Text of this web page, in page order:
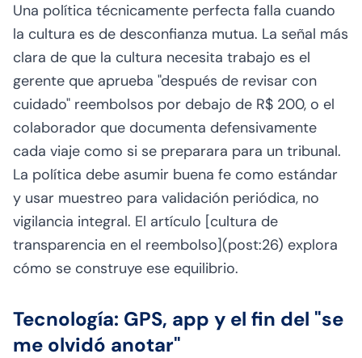
Una política técnicamente perfecta falla cuando
la cultura es de desconfianza mutua. La señal más
clara de que la cultura necesita trabajo es el
gerente que aprueba "después de revisar con
cuidado" reembolsos por debajo de R$ 200, o el
colaborador que documenta defensivamente
cada viaje como si se preparara para un tribunal.
La política debe asumir buena fe como estándar
y usar muestreo para validación periódica, no
vigilancia integral. El artículo [cultura de
transparencia en el reembolso](post:26) explora
cómo se construye ese equilibrio.
Tecnología: GPS, app y el fin del "se
me olvidó anotar"